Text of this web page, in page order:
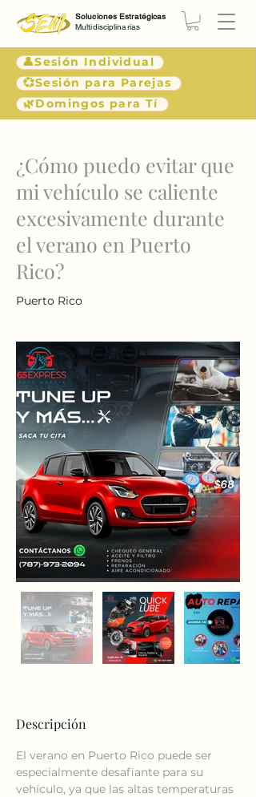
👤Sesión Individual
💞Sesión para Parejas
🌿Domingos para Tí
Soluciones Estratégicas
Multidisciplinarias
< Atrás
¿Cómo puedo evitar que
mi vehículo se caliente
excesivamente durante
el verano en Puerto
Rico?
Puerto Rico
Descripción
El verano en Puerto Rico puede ser
especialmente desafiante para su
vehículo, ya que las altas temperaturas